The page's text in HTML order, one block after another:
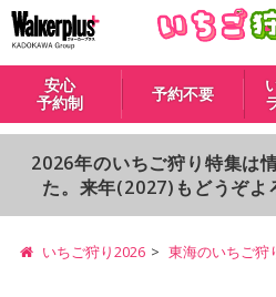
安心
予約制
予約不要
2026年のいちご狩り特集は
た。来年(2027)もどうぞよ
いちご狩り2026 東海のいちご狩